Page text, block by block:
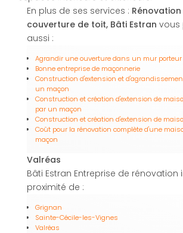
En plus de ses services :
couverture de toit, Bâti Estran vous
aussi :
Agrandir une ouverture dans un mur porteur
Bonne entreprise de maçonnerie
Construction d'extension et
un maçon
Construction et création d'extension de
par un maçon
Construction et création d'extension de
Coût pour la rénovation complète d'une
maçon
Valréas
Bâti Estran Entreprise de rénovation
proximité de :
Grignan
Sainte-Cécile-les-Vignes
Valréas